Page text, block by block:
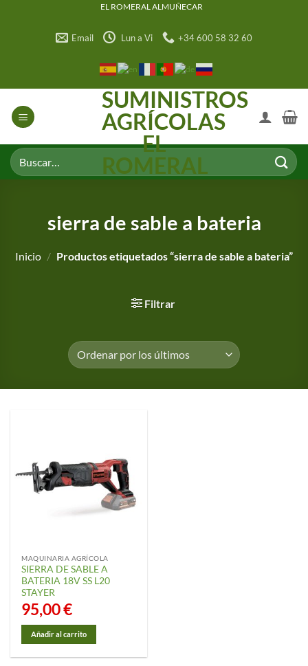
EL ROMERAL ALMUÑECAR
Email Lun a Vi +34 600 58 32 60
SUMINISTROS
AGRÍCOLAS
EL
ROMERAL
Buscar
por:
sierra de sable a bateria
Inicio / Productos etiquetados “sierra de sable a bateria”
Filtrar
MAQUINARIA AGRÍCOLA
SIERRA DE SABLE A
BATERIA 18V SS L20
STAYER
95,00€
Añadir al carrito